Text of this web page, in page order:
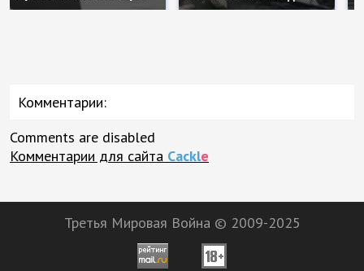
Комментарии:
Comments are disabled
Комментарии для сайта Cackle
Третья Мировая Война © 2009-2025